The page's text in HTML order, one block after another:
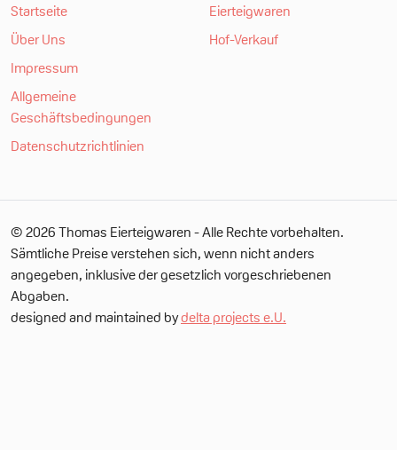
Startseite
Über Uns
Impressum
Allgemeine
Geschäftsbedingungen
Datenschutzrichtlinien
Eierteigwaren
Hof-Verkauf
© 2026 Thomas Eierteigwaren - Alle Rechte vorbehalten.
Sämtliche Preise verstehen sich, wenn nicht anders
angegeben, inklusive der gesetzlich vorgeschriebenen
Abgaben.
designed and maintained bydelta projects e.U.